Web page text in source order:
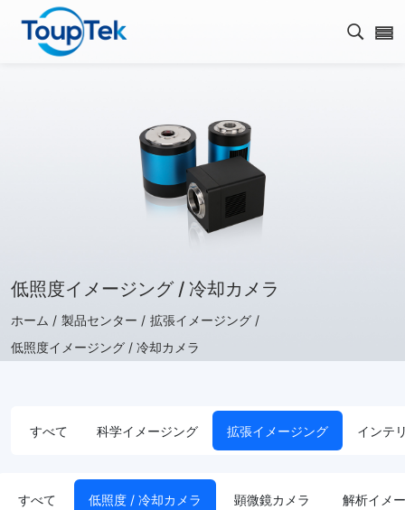
検索
低照度イメージング / 冷却カメラ
ホーム / 製品センター / 拡張イメージング /
低照度イメージング / 冷却カメラ
すべて 科学イメージング 拡張イメージング インテ
すべて 低照度 / 冷却カメラ 顕微鏡カメラ 解析イメ